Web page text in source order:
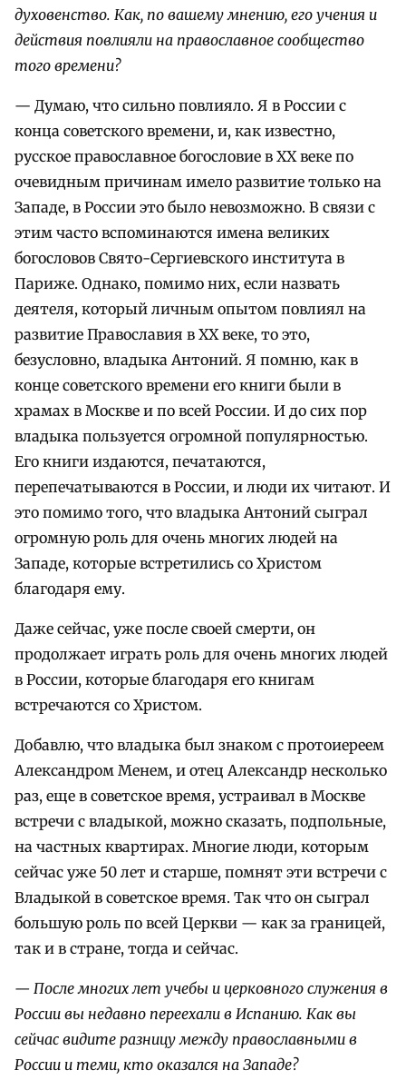
духовенство. Как, по вашему мнению, его учения и
действия повлияли на православное сообщество
того времени?
— Думаю, что сильно повлияло. Я в России с
конца советского времени, и, как известно,
русское православное богословие в XX веке по
очевидным причинам имело развитие только на
Западе, в России это было невозможно. В связи с
этим часто вспоминаются имена великих
богословов Свято-Сергиевского института в
Париже. Однако, помимо них, если назвать
деятеля, который личным опытом повлиял на
развитие Православия в XX веке, то это,
безусловно, владыка Антоний. Я помню, как в
конце советского времени его книги были в
храмах в Москве и по всей России. И до сих пор
владыка пользуется огромной популярностью.
Его книги издаются, печатаются,
перепечатываются в России, и люди их читают. И
это помимо того, что владыка Антоний сыграл
огромную роль для очень многих людей на
Западе, которые встретились со Христом
благодаря ему.
Даже сейчас, уже после своей смерти, он
продолжает играть роль для очень многих людей
в России, которые благодаря его книгам
встречаются со Христом.
Добавлю, что владыка был знаком с протоиереем
Александром Менем, и отец Александр несколько
раз, еще в советское время, устраивал в Москве
встречи с владыкой, можно сказать, подпольные,
на частных квартирах. Многие люди, которым
сейчас уже 50 лет и старше, помнят эти встречи с
Владыкой в советское время. Так что он сыграл
большую роль по всей Церкви — как за границей,
так и в стране, тогда и сейчас.
— После многих лет учебы и церковного служения в
России вы недавно переехали в Испанию. Как вы
сейчас видите разницу между православными в
России и теми, кто оказался на Западе?